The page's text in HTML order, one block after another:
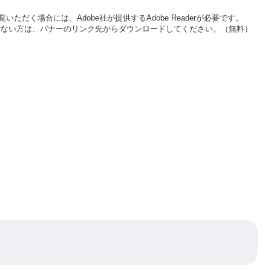
いただく場合には、Adobe社が提供するAdobe Readerが必要です。
い方は、バナーのリンク先からダウンロードしてください。（無料）